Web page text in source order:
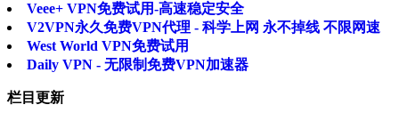
Veee+ VPN免费试用-高速稳定安全
V2VPN永久免费VPN代理 - 科学上网 永不掉线 不限网速
West World VPN免费试用
Daily VPN - 无限制免费VPN加速器
栏目更新